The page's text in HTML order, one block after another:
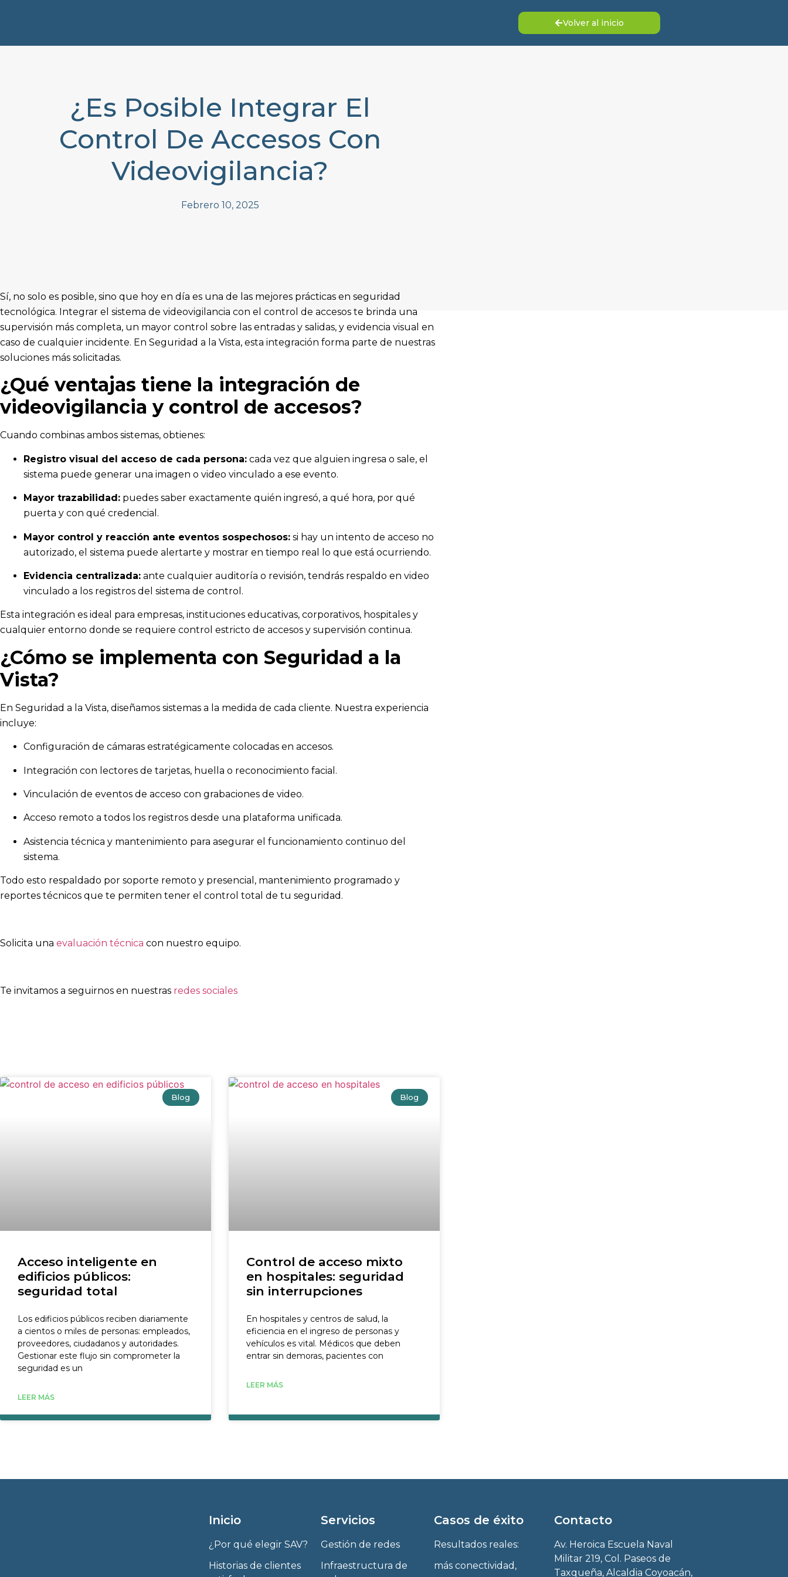
Volver al inicio
¿Es Posible Integrar El
Control De Accesos Con
Videovigilancia?
Febrero 10, 2025
Sí, no solo es posible, sino que hoy en día es una de las mejores prácticas en seguridad
tecnológica. Integrar el sistema de videovigilancia con el control de accesos te brinda una
supervisión más completa, un mayor control sobre las entradas y salidas, y evidencia visual en
caso de cualquier incidente. En Seguridad a la Vista, esta integración forma parte de nuestras
soluciones más solicitadas.
¿Qué ventajas tiene la integración de
videovigilancia y control de accesos?
Cuando combinas ambos sistemas, obtienes:
Registro visual del acceso de cada persona: cada vez que alguien ingresa o sale, el
sistema puede generar una imagen o video vinculado a ese evento.
Mayor trazabilidad: puedes saber exactamente quién ingresó, a qué hora, por qué
puerta y con qué credencial.
Mayor control y reacción ante eventos sospechosos: si hay un intento de acceso no
autorizado, el sistema puede alertarte y mostrar en tiempo real lo que está ocurriendo.
Evidencia centralizada: ante cualquier auditoría o revisión, tendrás respaldo en video
vinculado a los registros del sistema de control.
Esta integración es ideal para empresas, instituciones educativas, corporativos, hospitales y
cualquier entorno donde se requiere control estricto de accesos y supervisión continua.
¿Cómo se implementa con Seguridad a la
Vista?
En Seguridad a la Vista, diseñamos sistemas a la medida de cada cliente. Nuestra experiencia
incluye:
Configuración de cámaras estratégicamente colocadas en accesos.
Integración con lectores de tarjetas, huella o reconocimiento facial.
Vinculación de eventos de acceso con grabaciones de video.
Acceso remoto a todos los registros desde una plataforma unificada.
Asistencia técnica y mantenimiento para asegurar el funcionamiento continuo del
sistema.
Todo esto respaldado por soporte remoto y presencial, mantenimiento programado y
reportes técnicos que te permiten tener el control total de tu seguridad.
Solicita una evaluación técnica con nuestro equipo.
Te invitamos a seguirnos en nuestras redes sociales
Blog
Acceso inteligente en
edificios públicos:
seguridad total
Los edificios públicos reciben diariamente
a cientos o miles de personas: empleados,
proveedores, ciudadanos y autoridades.
Gestionar este flujo sin comprometer la
seguridad es un
LEER MÁS
Blog
Control de acceso mixto
en hospitales: seguridad
sin interrupciones
En hospitales y centros de salud, la
eficiencia en el ingreso de personas y
vehículos es vital. Médicos que deben
entrar sin demoras, pacientes con
LEER MÁS
Inicio
¿Por qué elegir SAV?
Historias de clientes
Servicios
Gestión de redes
Infraestructura de
Casos de éxito
Resultados reales:
más conectividad,
Contacto
Av. Heroica Escuela Naval
Militar 219, Col. Paseos de
Taxqueña, Alcaldia Coyoacán,